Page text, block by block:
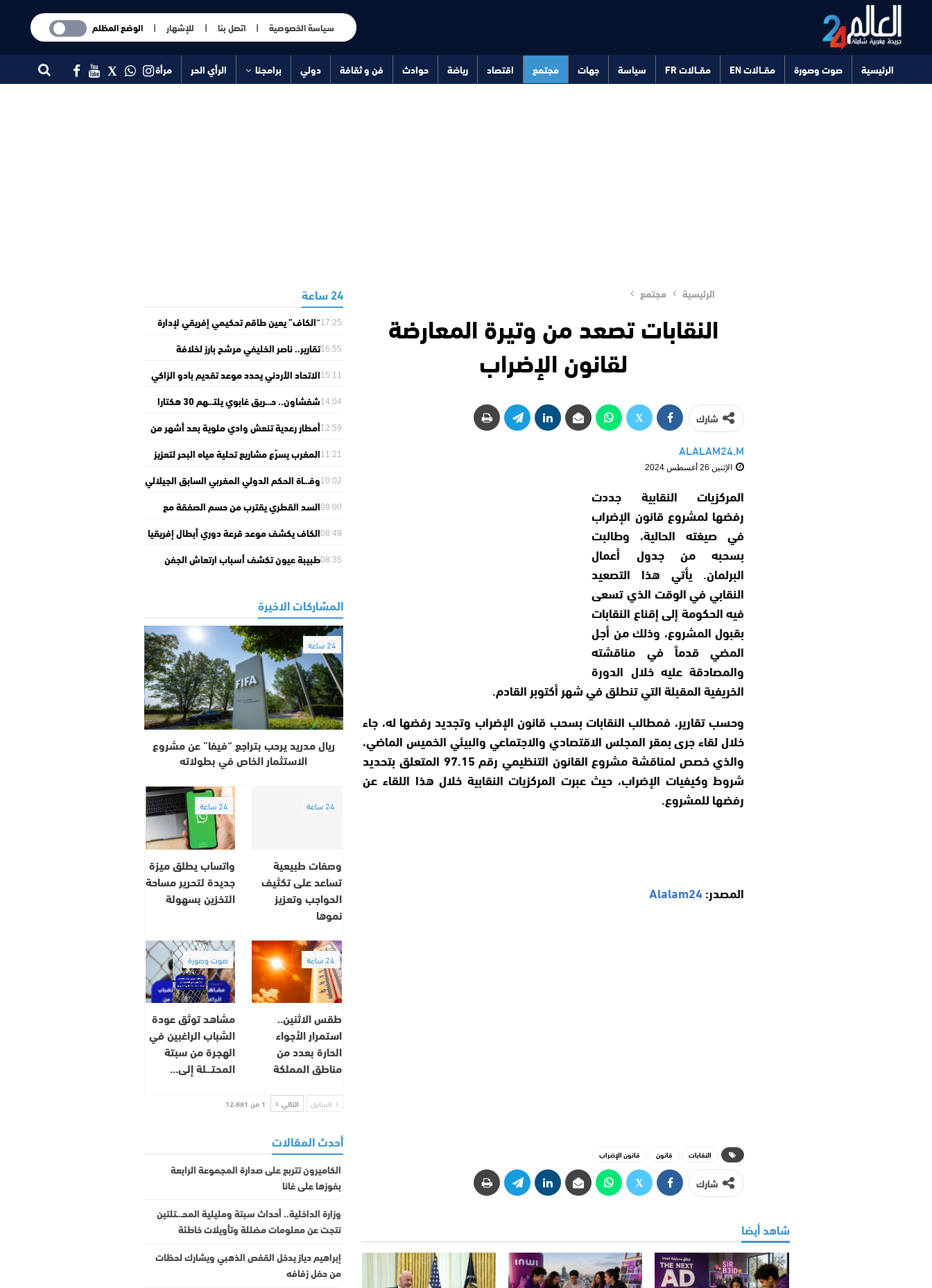
سياسة الخصوصية |اتصل بنا | للإشهار |الوضع المظلم
الرئيسية صوت وصورة مقــالات EN مقــالات FR سياسة جهات مجتمع اقتصاد رياضة حوادث فن و ثقافة دولي برامجنا الرأي الحر
مرأة
الرئيسية مجتمع
النقابات تصعد من وتيرة المعارضة
لقانون الإضراب
شارك
ALALAM24.M
الإثنين 26 أغسطس 2024
المركزيات النقابية جددت
رفضها لمشروع قانون الإضراب
في صيغته الحالية، وطالبت
بسحبه من جدول أعمال
البرلمان. يأتي هذا التصعيد
النقابي في الوقت الذي تسعى
فيه الحكومة إلى إقناع النقابات
بقبول المشروع، وذلك من أجل
المضي قدماً في مناقشته
والمصادقة عليه خلال الدورة
الخريفية المقبلة التي تنطلق في شهر أكتوبر القادم.
وحسب تقارير، فمطالب النقابات بسحب قانون الإضراب وتجديد رفضها له، جاء
خلال لقاء جرى بمقر المجلس الاقتصادي والاجتماعي والبيئي الخميس الماضي،
والذي خصص لمناقشة مشروع القانون التنظيمي رقم 97.15 المتعلق بتحديد
شروط وكيفيات الإضراب، حيث عبرت المركزيات النقابية خلال هذا اللقاء عن
رفضها للمشروع.
المصدر:Alalam24
النقابات قانون قانون الإضراب
شارك
شاهد أيضا
24 ساعة
17:25“الكاف” يعين طاقم تحكيمي إفريقي لإدارة
16:55تقارير.. ناصر الخليفي مرشح بارز لخلافة
إنفانتينو في رئاسة “فيفا”
15:11الاتحاد الأردني يحدد موعد تقديم بادو الزاكي
مدربا جديدا لـفريق “النشامى”
14:04
شفشاون.. حـ.ـريق غابوي يلتـ.ـهم 30 هكتارا
12:59أمطار رعدية تنعش وادي ملوية بعد أشهر من
11:21المغرب يسرّع مشاريع تحلية مياه البحر لتعزيز
10:02وفـ.ـاة الحكم الدولي المغربي السابق الجيلالي
09:00السد القطري يقترب من حسم الصفقة مع
08:49الكاف يكشف موعد قرعة دوري أبطال إفريقيا
08:35طبيبة عيون تكشف أسباب ارتعاش الجفن
المشاركات الاخيرة
24 ساعة
ريال مدريد يرحب بتراجع “فيفا” عن مشروع
الاستثمار الخاص في بطولاته
24 ساعة
وصفات طبيعية
تساعد على تكثيف
الحواجب وتعزيز
نموها
24 ساعة
واتساب يطلق ميزة
جديدة لتحرير مساحة
التخزين بسهولة
24 ساعة
طقس الاثنين..
استمرار الأجواء
الحارة بعدد من
مناطق المملكة
صوت وصورة
مشاهد توثق عودة
الشباب الراغبين في
الهجرة من سبتة
المحتـ.ـلة إلى…
السابق التالي 1 من 12٬881
أحدث المقالات
الكاميرون تتربع على صدارة المجموعة الرابعة
بفوزها على غانا
وزارة الداخلية.. أحداث سبتة ومليلية المحـ.ـتلتين
نتجت عن معلومات مضللة وتأويلات خاطئة
إبراهيم دياز يدخل القفص الذهبي ويشارك لحظات
من حفل زفافه